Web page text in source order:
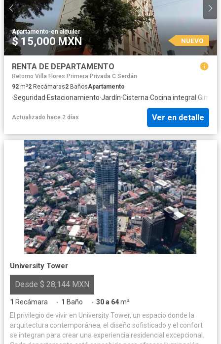
Apartamento·en alquiler
$ 15,000 MXN NUEVO
RENTA DE DEPARTAMENTO
Retorno Villa Flores Primera Privada C Serdán
92 m²2 Recámaras2 BañosApartamento
·Seguridad·Estacionamiento·Jardín·Cisterna·Cocina integral·
Actualizado hace 2 días Ver en detalle
University Tower
Desde $ 28,144 MXN
1 Recámara · 1 Baño · 30 a 64m²
El privilegio de vivir en University Tower, un espacio donde la
arquitectura contemporánea, el diseño sofisticado y el confort
se integran para crear una experiencia residencial excepcional.